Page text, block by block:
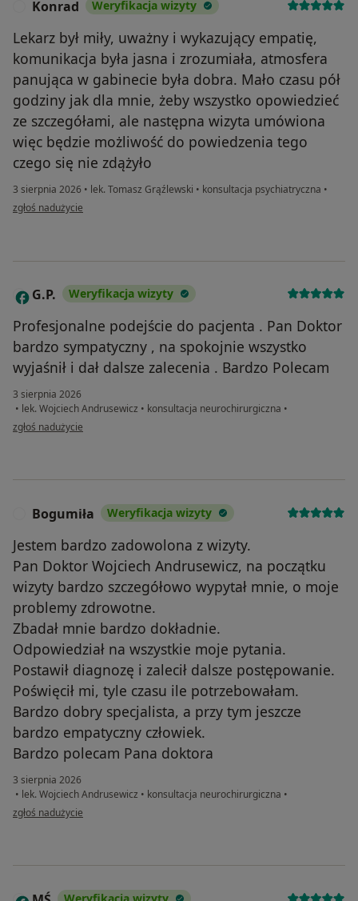
Konrad Weryfikacja wizyty
Lekarz był miły, uważny i wykazujący empatię,
komunikacja była jasna i zrozumiała, atmosfera
panująca w gabinecie była dobra. Mało czasu pół
godziny jak dla mnie, żeby wszystko opowiedzieć
ze szczegółami, ale następna wizyta umówiona
więc będzie możliwość do powiedzenia tego
czego się nie zdążyło
3 sierpnia 2026 • lek. Tomasz Grąźlewski • konsultacja psychiatryczna •
w opinii użytkownika Konrad
zgłoś nadużycie
G G.P. Weryfikacja wizyty
Profesjonalne podejście do pacjenta . Pan Doktor
bardzo sympatyczny , na spokojnie wszystko
wyjaśnił i dał dalsze zalecenia . Bardzo Polecam
3 sierpnia 2026
• lek. Wojciech Andrusewicz • konsultacja neurochirurgiczna •
w opinii użytkownika G.P.
zgłoś nadużycie
Bogumiła Weryfikacja wizyty
Jestem bardzo zadowolona z wizyty.
Pan Doktor Wojciech Andrusewicz, na początku
wizyty bardzo szczegółowo wypytał mnie, o moje
problemy zdrowotne.
Zbadał mnie bardzo dokładnie.
Odpowiedział na wszystkie moje pytania.
Postawił diagnozę i zalecił dalsze postępowanie.
Poświęcił mi, tyle czasu ile potrzebowałam.
Bardzo dobry specjalista, a przy tym jeszcze
bardzo empatyczny człowiek.
Bardzo polecam Pana doktora
3 sierpnia 2026
• lek. Wojciech Andrusewicz • konsultacja neurochirurgiczna •
w opinii użytkownika Bogumiła
zgłoś nadużycie